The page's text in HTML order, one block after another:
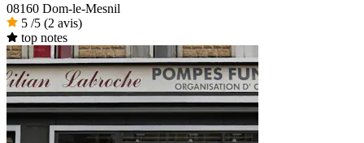
08160 Dom-le-Mesnil
5 /5 (2 avis)
top notes